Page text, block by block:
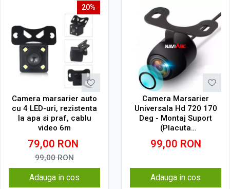
20%
Camera marsarier auto
cu 4 LED-uri, rezistenta
la apa si praf, cablu
video 6m
79,00 RON
99,00RON
Adauga in cos
Camera Marsarier
Universala Hd 720 170
Deg - Montaj Suport
(Placuta
Inmatriculare/Bara)
99,00 RON
Adauga in cos